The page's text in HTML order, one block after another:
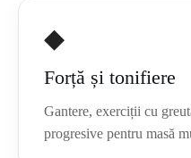
◆
Forță și tonifiere
Gantere, exerciții cu
progresive pentru masă